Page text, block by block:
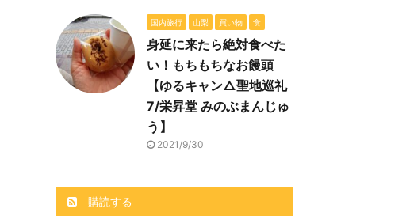
国内旅行 山梨 買い物 食
身延に来たら絶対食べた
い！もちもちなお饅頭
【ゆるキャン△聖地巡礼
7/栄昇堂 みのぶまんじゅ
う】
2021/9/30
購読する